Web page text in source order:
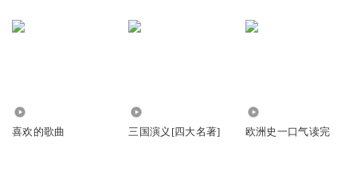
喜欢的歌曲 三国演义[四大名著] 欧洲史一口气读完